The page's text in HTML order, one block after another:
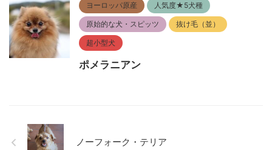
ヨーロッパ原産 人気度★5犬種
原始的な犬・スピッツ 抜け毛（並）
超小型犬
ポメラニアン
ノーフォーク・テリア